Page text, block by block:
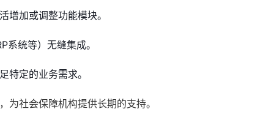
增加或调整功能模块。
系统等）无缝集成。
特定的业务需求。
为社会保障机构提供长期的支持。